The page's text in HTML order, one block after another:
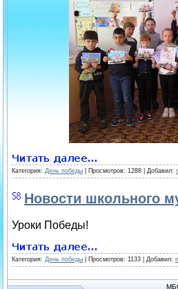
Категория: День победы | Просмотров: 1288 | Добавил:
Новости школьного
Уроки Победы!
Категория: День победы | Просмотров: 1133 | Добавил: